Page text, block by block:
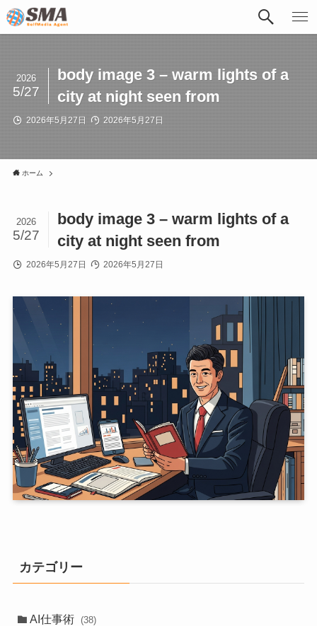
body image 3 – warm lights of a
city at night seen from
2026
5/27
2026年5月27日 2026年5月27日
ホーム
body image 3 – warm lights of a
city at night seen from
2026
5/27
2026年5月27日 2026年5月27日
カテゴリー
AI仕事術 (38)